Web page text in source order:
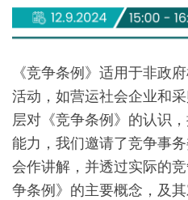
《竞争条例》适用于非政
活动，如营运社会企业和
层对《竞争条例》的认识
能力，我们邀请了竞争事
会作讲解，并透过实际的
争条例》的主要概念，及